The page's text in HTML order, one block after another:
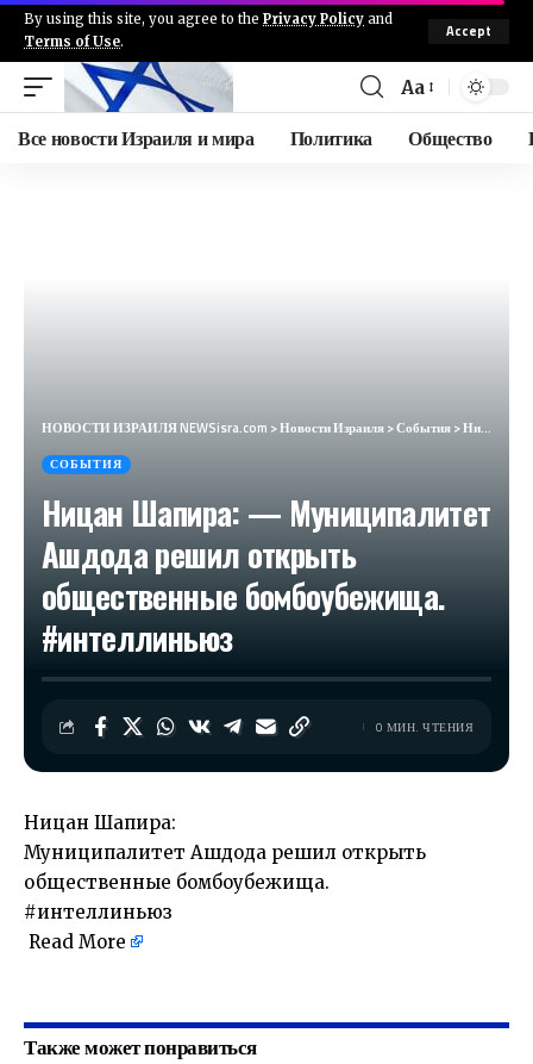
By using this site, you agree to the Privacy Policy and
Terms of Use.
Accept
Aa
Все новости Израиля и мира Политика Общество
НОВОСТИ ИЗРАИЛЯ NEWSisra.com >Новости Израиля>События>Ницан Шапира: — Муниципалитет Ашдода решил открыть общественные бомбоубежища. #интеллиньюз
СОБЫТИЯ
Ницан Шапира: — Муниципалитет
Ашдода решил открыть
общественные бомбоубежища.
#интеллиньюз
0 МИН. ЧТЕНИЯ
Ницан Шапира:
Муниципалитет Ашдода решил открыть
общественные бомбоубежища.
#интеллиньюз
Read More
Также может понравиться